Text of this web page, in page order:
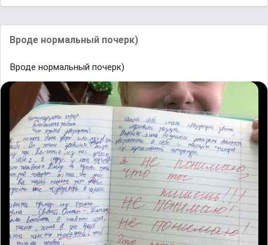
Вроде нормальный почерк)
Вроде нормальный почерк)